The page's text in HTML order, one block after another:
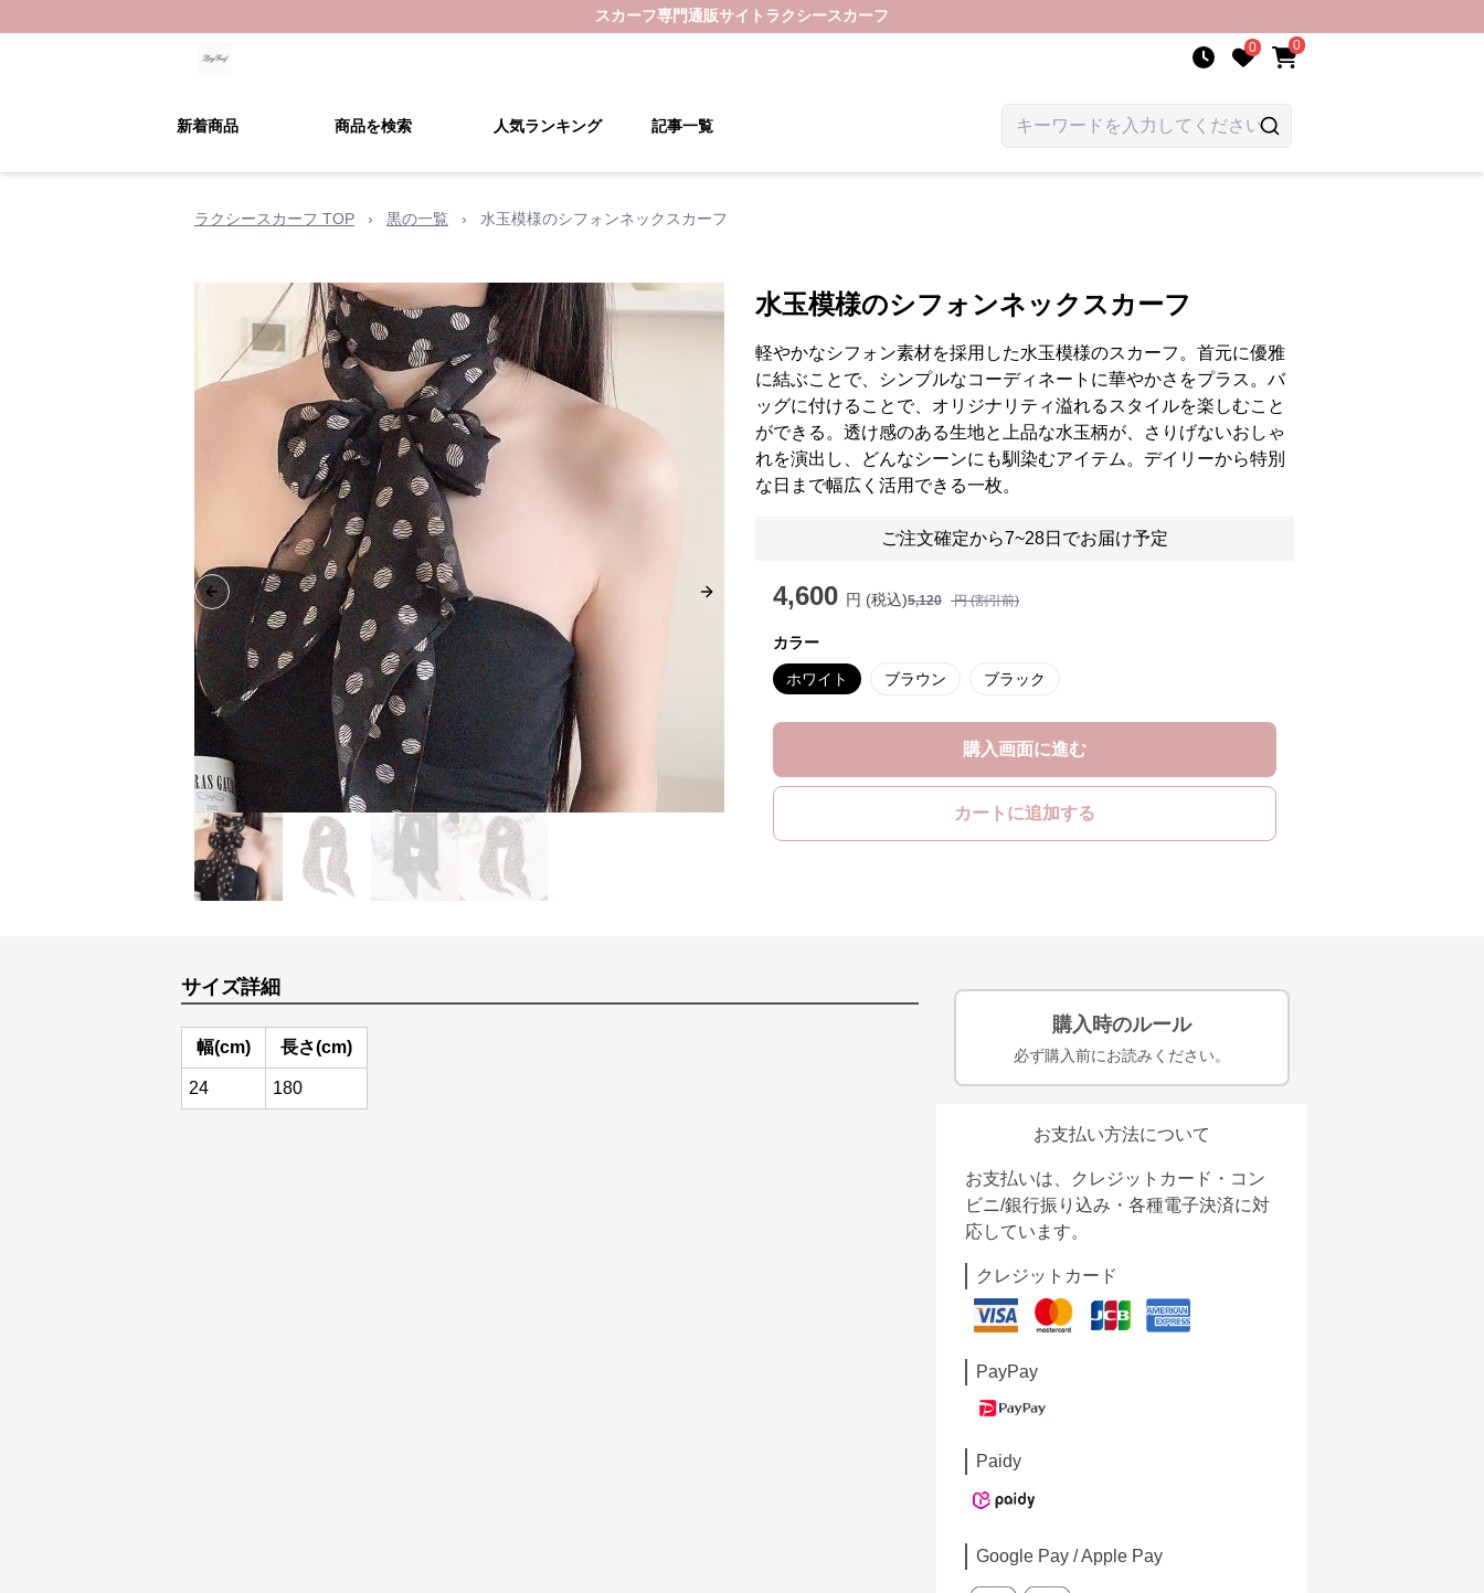
スカーフ専門通販サイト ラクシースカーフ
0 0
新着商品 商品を検索 人気ランキング 記事一覧
ラクシースカーフ TOP › 黒の一覧 › 水玉模様のシフォンネックスカーフ
Previous slide Next slide
水玉模様のシフォンネックスカーフ
軽やかなシフォン素材を採用した水玉模様のスカーフ。首元に優雅
に結ぶことで、シンプルなコーディネートに華やかさをプラス。バ
ッグに付けることで、オリジナリティ溢れるスタイルを楽しむこと
ができる。透け感のある生地と上品な水玉柄が、さりげないおしゃ
れを演出し、どんなシーンにも馴染むアイテム。デイリーから特別
な日まで幅広く活用できる一枚。
ご注文確定から7~28日でお届け予定
4,600 円 (税込)5,120 円 (割引前)
カラー
ホワイト ブラウン ブラック
購入画面に進む
カートに追加する
サイズ詳細
幅(cm) 長さ(cm)
24 180
購入時のルール
必ず購入前にお読みください。
お支払い方法について
お支払いは、クレジットカード・コン
ビニ/銀行振り込み・各種電子決済に対
応しています。
クレジットカード
PayPay
Paidy
Google Pay / Apple Pay